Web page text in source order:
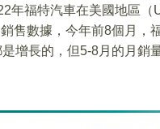
年福特汽車在美國地區（
售數據，今年前8個月，
增長的，但5-8月的月銷